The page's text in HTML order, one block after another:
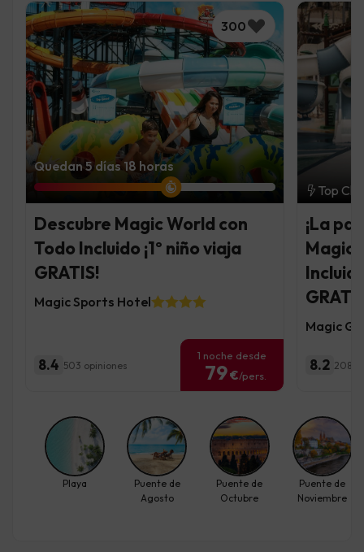
300
Quedan 5 días 18 horas
Descubre Magic World con
Todo Incluido ¡1º niño viaja
GRATIS!
Magic Sports Hotel
8.4 503 opiniones
1 noche desde
79€/pers.
Top
¡La
Magic
Magic
8.2 208
Playa
Puente de
Agosto
Puente de
Octubre
Puente de
Noviembre